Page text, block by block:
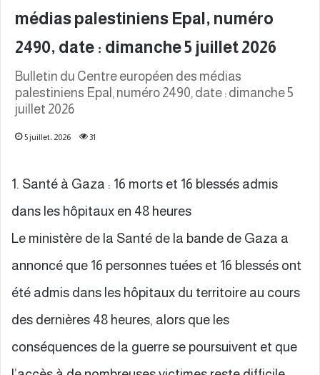
médias palestiniens Epal, numéro
2490, date : dimanche 5 juillet 2026
Bulletin du Centre européen des médias
palestiniens Epal, numéro 2490, date : dimanche 5
juillet 2026
5 juillet، 2026 31
1. Santé à Gaza : 16 morts et 16 blessés admis
dans les hôpitaux en 48 heures
Le ministère de la Santé de la bande de Gaza a
annoncé que 16 personnes tuées et 16 blessés ont
été admis dans les hôpitaux du territoire au cours
des dernières 48 heures, alors que les
conséquences de la guerre se poursuivent et que